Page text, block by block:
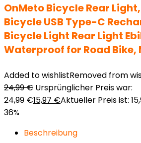
OnMeto Bicycle Rear Light,
Bicycle USB Type-C
Bicycle Light Rear Light
Waterproof for Road Bike,
Added to wishlistRemoved from
24,99€ Ursprünglicher Preis war:
24,99 €15,97 €Aktueller Preis ist:
36%
Beschreibung